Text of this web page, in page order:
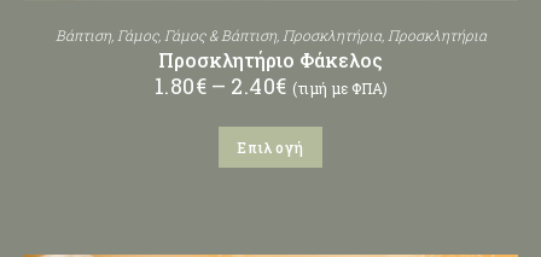
Βάπτιση, Γάμος, Γάμος & Βάπτιση, Προσκλητήρια, Προσκλητήρια
Προσκλητήριο Φάκελος
1.80€ – 2.40€ (τιμή με ΦΠΑ)
Επιλογή